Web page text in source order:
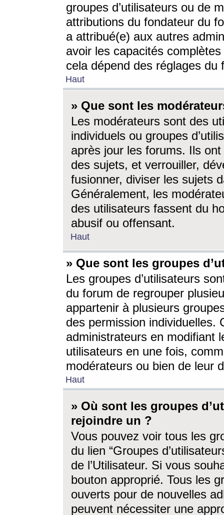
groupes d’utilisateurs ou de
attributions du fondateur du
a attribué(e) aux autres
avoir les capacités
cela dépend des réglages du
Haut
» Que sont les
Les modérateurs sont des
individuels ou groupes
après jour les forums. Ils ont
des sujets, et verrouiller,
fusionner, diviser les sujets
Généralement, les
des utilisateurs fassent du
abusif ou offensant.
Haut
» Que sont les groupes
Les groupes d’utilisateurs
du forum de regrouper
appartenir à plusieurs
des permission individuelles.
administrateurs en modifiant
utilisateurs en une fois,
modérateurs ou bien de leur
Haut
» Où sont les groupes
rejoindre un ?
Vous pouvez voir tous les
du lien “Groupes
de l’Utilisateur. Si vous
bouton approprié. Tous les
ouverts pour de nouvelles
peuvent nécessiter une